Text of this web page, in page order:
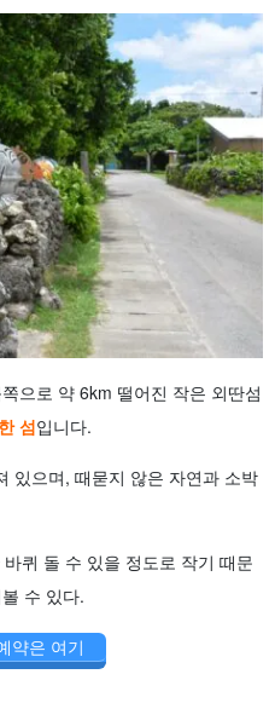
으로 약 6km 떨어진 작은 외딴섬
섬입니다.
있으며, 때묻지 않은 자연과 소박
퀴 돌 수 있을 정도로 작기 때문
수 있다.
약은 여기